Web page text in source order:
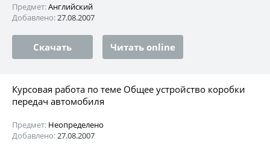
Предмет:Английский
Добавлено:27.08.2007
Скачать Читать online
Курсовая работа по теме Общее устройство коробки
передач автомобиля
Предмет: Неопределено
Добавлено:27.08.2007